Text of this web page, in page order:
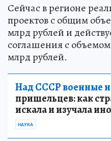
Сейчас в регионе
проектов с общим
млрд рублей и
соглашения с
млрд рублей.
Над СССР военные
пришельцев: как
искала и изучала
НАУКА